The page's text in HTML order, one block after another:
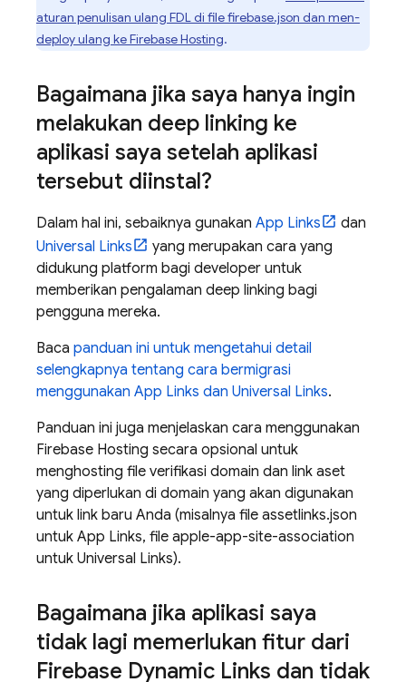
aturan penulisan ulang FDL di file firebase.json dan men-
deploy ulang ke Firebase Hosting.
Bagaimana jika saya hanya ingin
melakukan deep linking ke
aplikasi saya setelah aplikasi
tersebut diinstal?
Dalam hal ini, sebaiknya gunakan App Links
dan
Universal Links
yang merupakan cara yang
didukung platform bagi developer untuk
memberikan pengalaman deep linking bagi
pengguna mereka.
Baca panduan ini untuk mengetahui detail
selengkapnya tentang cara bermigrasi
menggunakan App Links dan Universal Links.
Panduan ini juga menjelaskan cara menggunakan
Firebase Hosting secara opsional untuk
menghosting file verifikasi domain dan link aset
yang diperlukan di domain yang akan digunakan
untuk link baru Anda (misalnya file assetlinks.json
untuk App Links, file apple-app-site-association
untuk Universal Links).
Bagaimana jika aplikasi saya
tidak lagi memerlukan fitur dari
Firebase Dynamic Links dan tidak